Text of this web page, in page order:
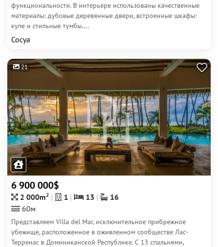
функциональности. В интерьере использованы качественные
материалы: дубовые деревянные двери, встроенные шкафы-
купе и стильные тумбы....
Сосуа
21
6 900 000$
2 000m2 1 13
16
60м
Представляем Villa del Mar, исключительное прибрежное
убежище, расположенное в оживленном сообществе Лас-
Терренас в Доминиканской Республике. С 13 спальнями,